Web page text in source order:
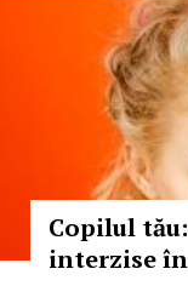
Copilul
interzise